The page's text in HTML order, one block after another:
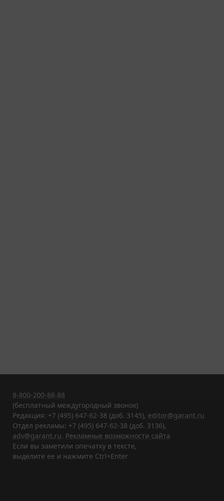
8-800-200-88-88
(бесплатный междугородный звонок)
Редакция: +7 (495) 647-62-38 (доб. 3145), editor@garant.ru
Отдел рекламы: +7 (495) 647-62-38 (доб. 3136),
adv@garant.ru. Рекламные возможности сайта
Если вы заметили опечатку в тексте,
выделите ее и нажмите Ctrl+Enter